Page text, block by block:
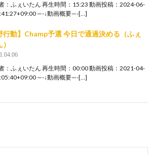
：ふぇいたん 再生時間：15:23 動画投稿：2024-06-
—-↓動画概要—-[…]
行動】Champ予選 今日で通過決める（ふぇ
：ふぇいたん 再生時間：00:00 動画投稿：2021-04-
—-↓動画概要—-[…]